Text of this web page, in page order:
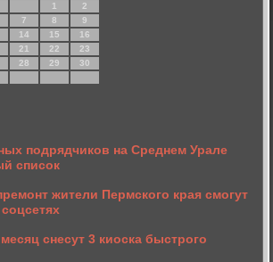
1
2
7 8
9
14 15
16
21 22
23
28 29
30
подрядчиков на Среднем Урале
список
жители Пермского края смогут
снесут 3 киоска быстрого